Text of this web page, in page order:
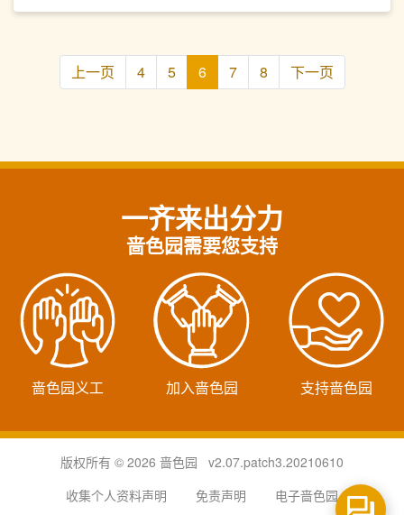
上一页 4 5 6 7 8 下一页
一齐来出分力
啬色园需要您支持
啬色园义工 加入啬色园 支持啬色园
版权所有 © 2026 啬色园 v2.07.patch3.20210610
收集个人资料声明
免责声明 电子啬色园